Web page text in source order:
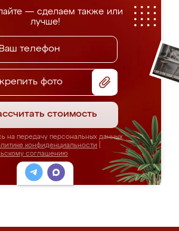
— сделаем также или
лучше!
фото
стоимость
на передачу персональных данных
конфиденциальности
соглашению